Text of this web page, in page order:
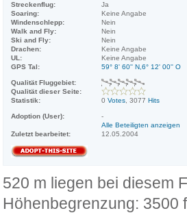
Streckenflug:
Ja
Soaring:
Keine Angabe
Windenschlepp:
Nein
Walk and Fly:
Nein
Ski and Fly:
Nein
Drachen:
Keine Angabe
UL:
Keine Angabe
GPS Tal:
59° 8' 60'' N,6° 12' 00'' O
Qualität Fluggebiet:
Qualität dieser Seite:
Statistik:
0 Votes , 3077 Hits
Adoption (User):
-
Alle Beteiligten anzeigen
Zuletzt bearbeitet:
12.05.2004
520 m liegen bei diesem
Höhenbegrenzung: 3500